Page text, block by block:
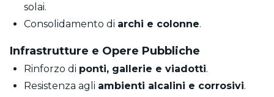
solai.
Consolidamento di archi e colonne.
Infrastrutture e Opere Pubbliche
Rinforzo di ponti, gallerie e viadotti.
Resistenza agli ambienti alcalini e corrosivi.